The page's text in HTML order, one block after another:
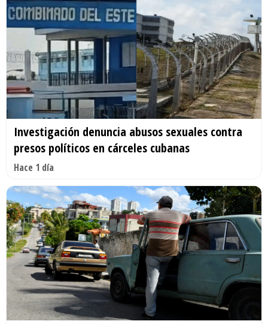
Investigación denuncia abusos sexuales contra
presos políticos en cárceles cubanas
Hace 1 día